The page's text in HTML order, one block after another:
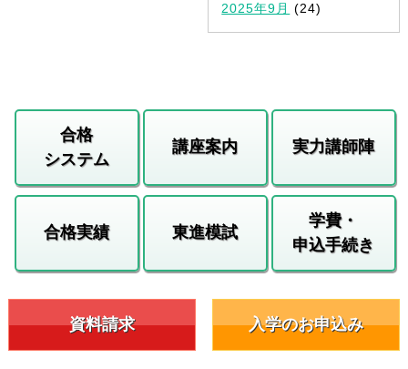
2025年9月 (24)
合格
システム
講座案内 実力講師陣
合格実績 東進模試
学費・
申込手続き
資料請求 入学のお申込み